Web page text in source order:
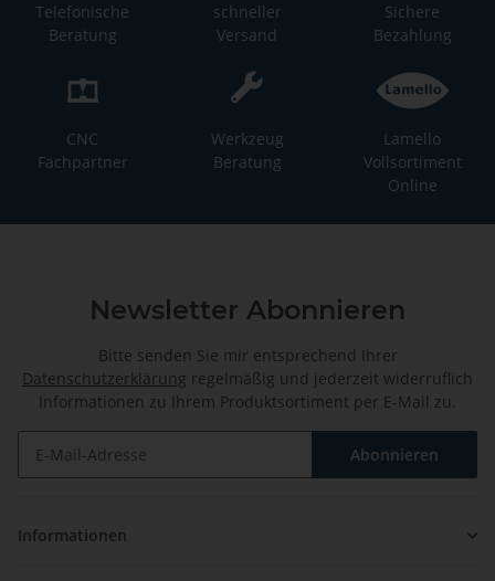
Telefonische
Beratung
schneller
Versand
Sichere
Bezahlung
CNC
Fachpartner
Werkzeug
Beratung
Lamello
Vollsortiment
Online
Newsletter Abonnieren
Bitte senden Sie mir entsprechend Ihrer
Datenschutzerklärung regelmäßig und jederzeit widerruflich
Informationen zu Ihrem Produktsortiment per E-Mail zu.
Abonnieren
Informationen